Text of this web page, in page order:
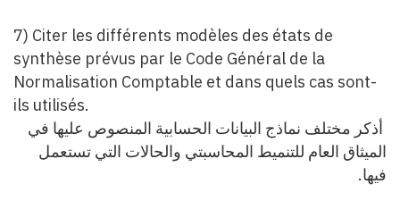
7) Citer les différents modèles des états de
synthèse prévus par le Code Général de la
Normalisation Comptable et dans quels cas sont-
ils utilisés.
أذكر مختلف نماذج البيانات الحسابية المنصوص عليها في
الميثاق العام للتنميط المحاسبتي والحالات التي تستعمل
فيها.